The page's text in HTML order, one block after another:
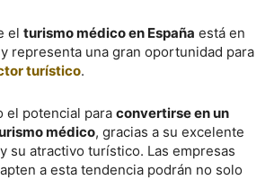
el turismo médico en España está en
representa una gran oportunidad para
turístico.
el potencial para convertirse en un
médico, gracias a su excelente
su atractivo turístico. Las empresas
a esta tendencia podrán no solo